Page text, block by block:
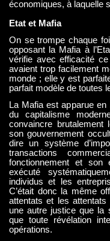
économiques, à laquelle
Etat et Mafia
On se trompe chaque
opposant la Mafia à
vérifie avec efficacité
avaient trop facilement
monde ; elle y est
parfait modèle de toutes
La Mafia est apparue
du capitalisme
convaincre brutalement
son gouvernement
dire un système
transactions
fonctionnement et
exécuté
individus et les
C’était donc la même
attentats et les
une autre justice que la
que toute révélation
opérations.